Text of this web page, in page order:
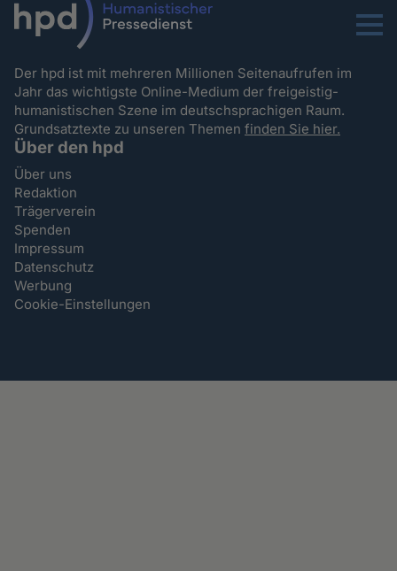
Menu
Der hpd ist mit mehreren Millionen Seitenaufrufen im
Jahr das wichtigste Online-Medium der freigeistig-
humanistischen Szene im deutschsprachigen Raum.
Grundsatztexte zu unseren Themenfinden Sie hier.
Über den hpd
Über uns
Redaktion
Trägerverein
Spenden
Impressum
Datenschutz
Werbung
Cookie-Einstellungen